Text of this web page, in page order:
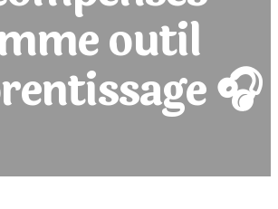
MES SERVICES
PLANNING ET RÉSERVATIONS
outil
🎧